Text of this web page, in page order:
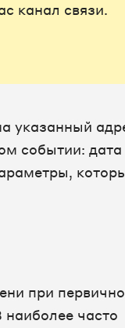
канал связи.
указанный
событии: дата
при
часто